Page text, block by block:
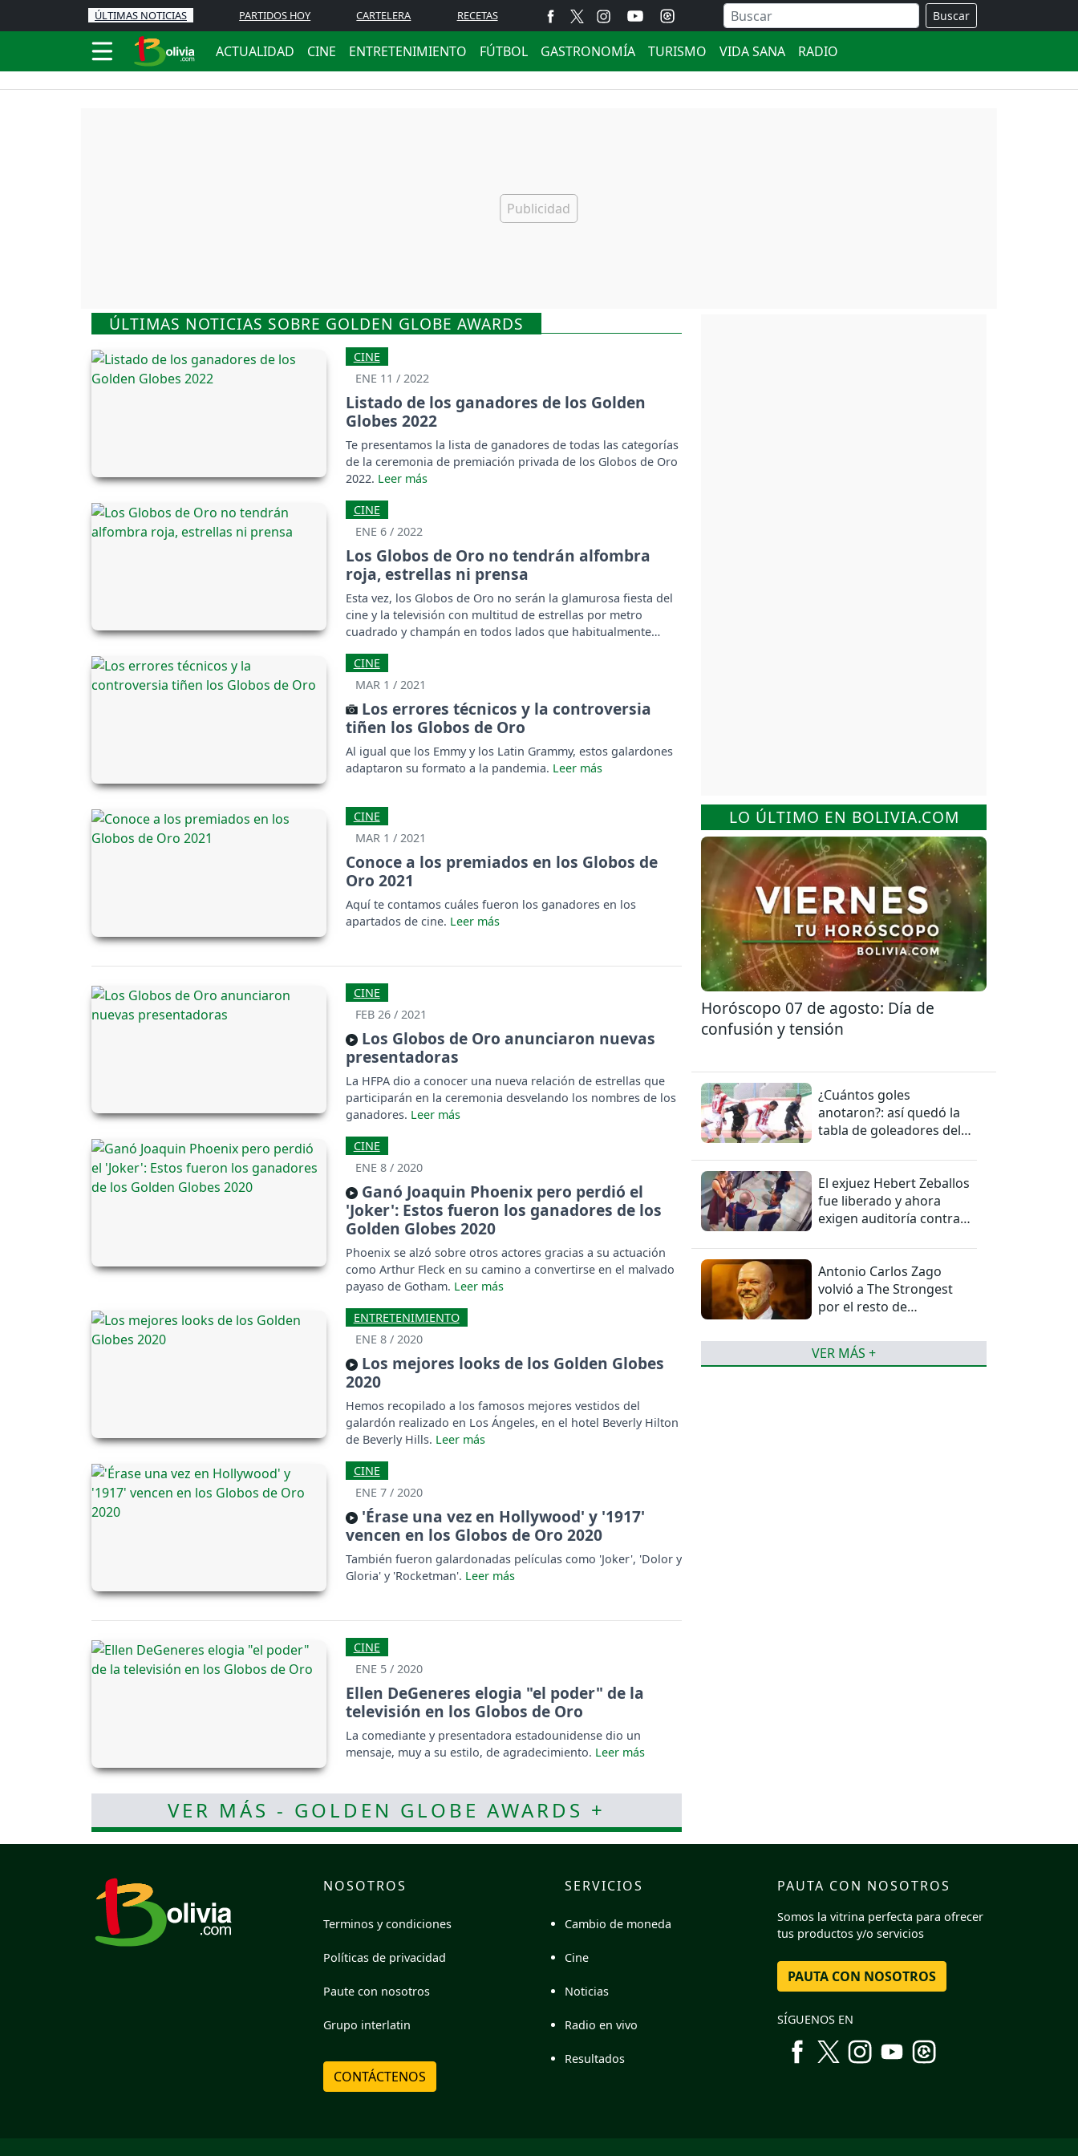
ÚLTIMAS NOTICIAS PARTIDOS HOY CARTELERA RECETAS Buscar
ACTUALIDAD CINE ENTRETENIMIENTO FÚTBOL GASTRONOMÍA TURISMO VIDA SANA RADIO
ÚLTIMAS NOTICIAS SOBRE GOLDEN GLOBE AWARDS
CINE
ENE 11 / 2022
Listado de los ganadores de los Golden
Globes 2022
Te presentamos la lista de ganadores de todas las categorías
de la ceremonia de premiación privada de los Globos de Oro
2022.
CINE
ENE 6 / 2022
Los Globos de Oro no tendrán alfombra
roja, estrellas ni prensa
Esta vez, los Globos de Oro no serán la glamurosa fiesta del
cine y la televisión con multitud de estrellas por metro
cuadrado y champán en todos lados que habitualmente
CINE
MAR 1 / 2021
Los errores técnicos y la controversia
tiñen los Globos de Oro
Al igual que los Emmy y los Latin Grammy, estos galardones
adaptaron su formato a la pandemia.
CINE
MAR 1 / 2021
Conoce a los premiados en los Globos de
Oro 2021
Aquí te contamos cuáles fueron los ganadores en los
apartados de cine.
CINE
FEB 26 / 2021
Los Globos de Oro anunciaron nuevas
presentadoras
La HFPA dio a conocer una nueva relación de estrellas que
participarán en la ceremonia desvelando los nombres de los
ganadores.
CINE
ENE 8 / 2020
Ganó Joaquin Phoenix pero perdió el
'Joker': Estos fueron los ganadores de los
Golden Globes 2020
Phoenix se alzó sobre otros actores gracias a su actuación
como Arthur Fleck en su camino a convertirse en el malvado
payaso de Gotham.
ENTRETENIMIENTO
ENE 8 / 2020
Los mejores looks de los Golden Globes
2020
Hemos recopilado a los famosos mejores vestidos del
galardón realizado en Los Ángeles, en el hotel Beverly Hilton
de Beverly Hills.
CINE
ENE 7 / 2020
'Érase una vez en Hollywood' y '1917'
vencen en los Globos de Oro 2020
También fueron galardonadas películas como 'Joker', 'Dolor y
Gloria' y 'Rocketman'.
CINE
ENE 5 / 2020
Ellen DeGeneres elogia "el poder" de la
televisión en los Globos de Oro
La comediante y presentadora estadounidense dio un
mensaje, muy a su estilo, de agradecimiento.
VER MÁS - GOLDEN GLOBE AWARDS +
LO ÚLTIMO EN BOLIVIA.COM
Horóscopo 07 de agosto: Día de
confusión y tensión
¿Cuántos goles
anotaron?: así quedó la
tabla de goleadores del
El exjuez Hebert Zeballos
fue liberado y ahora
exigen auditoría contra
Antonio Carlos Zago
volvió a The Strongest
por el resto de
VER MÁS +
NOSOTROS
Terminos y condiciones
Políticas de privacidad
Paute con nosotros
Grupo interlatin
CONTÁCTENOS
SERVICIOS
Cambio de moneda
Cine
Noticias
Radio en vivo
Resultados
PAUTA CON NOSOTROS
Somos la vitrina perfecta para ofrecer
tus productos y/o servicios
PAUTA CON NOSOTROS
SÍGUENOS EN